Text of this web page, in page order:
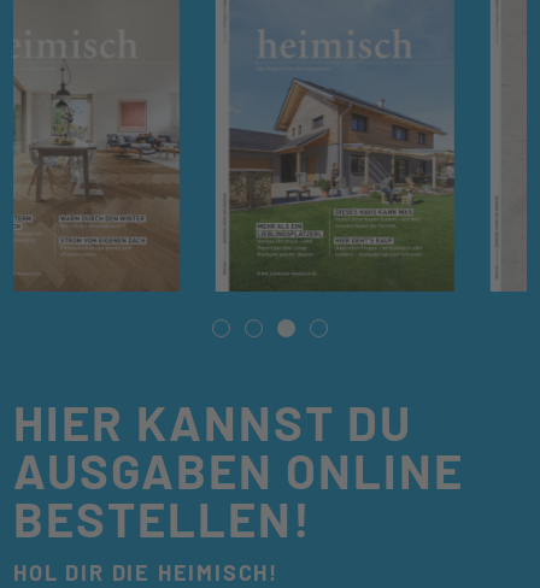
HIER KANNST DU
AUSGABEN ONLINE
BESTELLEN!
HOL DIR DIE HEIMISCH!